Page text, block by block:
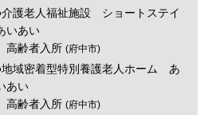
介護老人福祉施設 ショートステイ
いあい
高齢者入所(府中市)
地域密着型特別養護老人ホーム あ
あい
高齢者入所(府中市)